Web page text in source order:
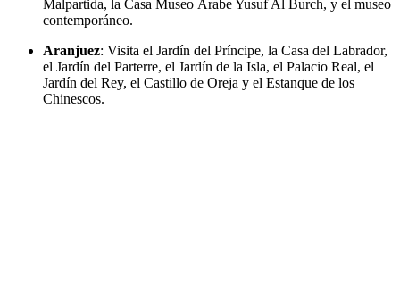
Malpartida, la Casa Museo Árabe Yusuf Al Burch, y el museo
contemporáneo.
Aranjuez: Visita el Jardín del Príncipe, la Casa del Labrador,
el Jardín del Parterre, el Jardín de la Isla, el Palacio Real, el
Jardín del Rey, el Castillo de Oreja y el Estanque de los
Chinescos.